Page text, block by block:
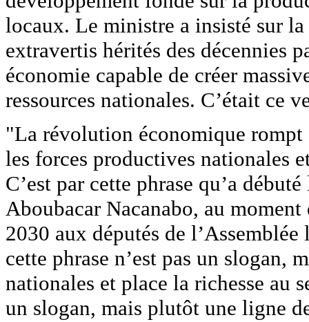
locaux. Le ministre a insisté sur
extravertis hérités des décennies
économie capable de créer
ressources nationales. C’était ce
"La révolution économique rompt
les forces productives nationales
C’est par cette phrase qu’a
Aboubacar Nacanabo, au
2030 aux députés de
cette phrase n’est pas un slogan,
nationales et place la richesse au
un slogan, mais plutôt une ligne